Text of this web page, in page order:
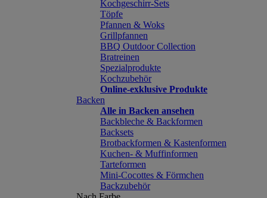
Kochgeschirr-Sets
Töpfe
Pfannen & Woks
Grillpfannen
BBQ Outdoor Collection
Bratreinen
Spezialprodukte
Kochzubehör
Online-exklusive Produkte
Backen
Alle in Backen ansehen
Backbleche & Backformen
Backsets
Brotbackformen & Kastenformen
Kuchen- & Muffinformen
Tarteformen
Mini-Cocottes & Förmchen
Backzubehör